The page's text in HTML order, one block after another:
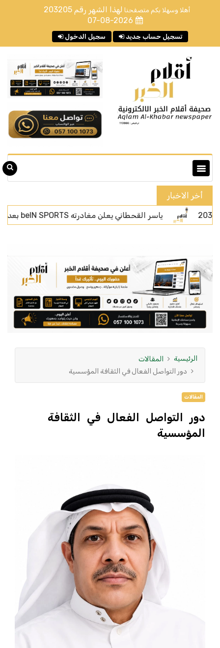
أهلا وسهلا بكم متصفحنا لهذا الشهر رقم 203205
07-08-2026
سجيل الدخول تسجيل حساب جديد
أخر الاخبار
ياسر القحطاني يعلن مغادرته beIN SPORTS بعد أربعة أعوام من الحضور الإعلامي
الرئيسية
المقالات
دور التواصل الفعال في الثقافة المؤسسية
المقالات
دور التواصل الفعال في الثقافة
المؤسسية